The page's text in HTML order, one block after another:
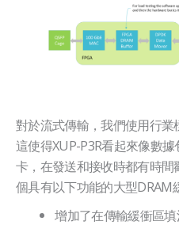
對於流式傳輸，我們使用行業
這使得XUP-P3R看起來像數
卡，在發送和接收時都有時間
個具有以下功能的大型DRAM
增加了在傳輸緩衝區